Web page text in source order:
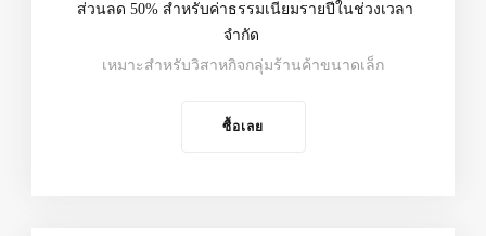
ส่วนลด 50% สำหรับค่าธรรมเนียมรายปีในช่วงเวลา
จำกัด
เหมาะสำหรับวิสาหกิจกลุ่มร้านค้าขนาดเล็ก
ซื้อเลย